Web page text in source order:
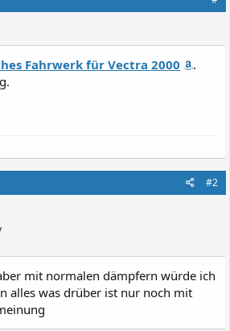
Fahrwerk für Vectra 2000
.
#2
mit normalen dämpfern würde ich
alles was drüber ist nur noch mit